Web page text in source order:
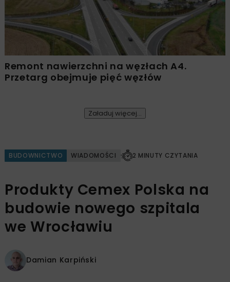
Remont nawierzchni na węzłach A4.
Przetarg obejmuje pięć węzłów
Załaduj więcej...
BUDOWNICTWO WIADOMOŚCI 2 MINUTY CZYTANIA
Produkty Cemex Polska na
budowie nowego szpitala
we Wrocławiu
Damian Karpiński